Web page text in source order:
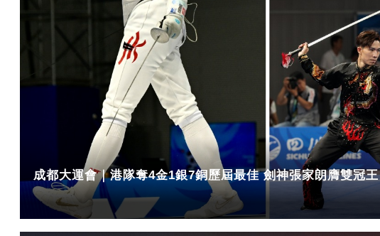
成都大運會｜港隊奪4金1銀7銅歷屆最佳 劍神張家朗膺雙冠王